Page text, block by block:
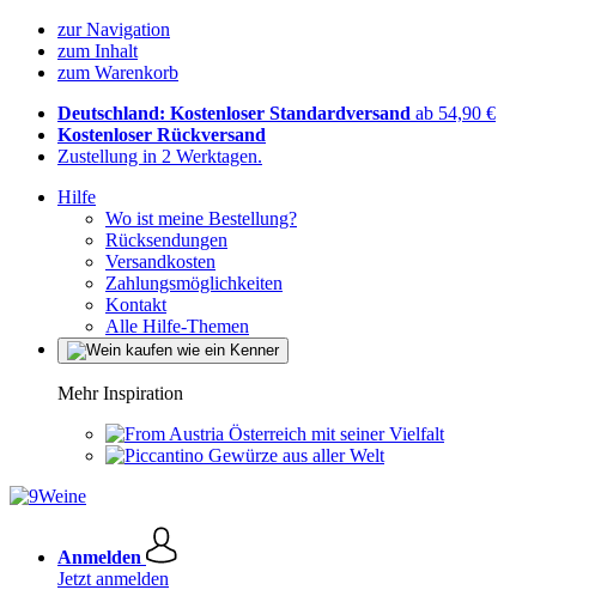
zur Navigation
zum Inhalt
zum Warenkorb
Deutschland: Kostenloser Standardversand ab 54,90 €
Kostenloser Rückversand
Zustellung in 2 Werktagen.
Hilfe
Wo ist meine Bestellung?
Rücksendungen
Versandkosten
Zahlungsmöglichkeiten
Kontakt
Alle Hilfe-Themen
Mehr Inspiration
Österreich mit seiner Vielfalt
Gewürze aus aller Welt
Anmelden
Jetzt anmelden